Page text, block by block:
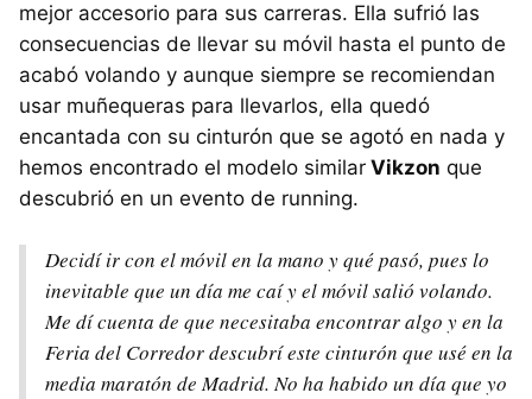
mejor accesorio para sus carreras. Ella sufrió las
consecuencias de llevar su móvil hasta el punto de
acabó volando y aunque siempre se recomiendan
usar muñequeras para llevarlos, ella quedó
encantada con su cinturón que se agotó en nada y
hemos encontrado el modelo similar Vikzon que
descubrió en un evento de running.
Decidí ir con el móvil en la mano y qué pasó, pues lo
inevitable que un día me caí y el móvil salió volando.
Me dí cuenta de que necesitaba encontrar algo y en la
Feria del Corredor descubrí este cinturón que usé en la
media maratón de Madrid. No ha habido un día que yo